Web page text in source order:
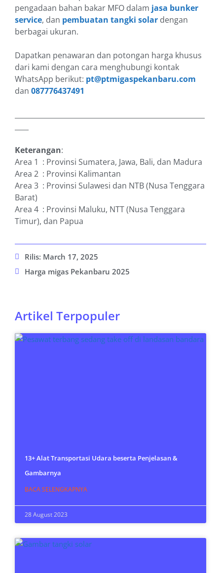
pengadaan bahan bakar MFO dalam jasa bunker
service, dan pembuatan tangki solar dengan
berbagai ukuran.
Dapatkan penawaran dan potongan harga khusus
dari kami dengan cara menghubungi kontak
WhatsApp berikut: pt@ptmigaspekanbaru.com
dan 087776437491
Keterangan:
Area 1 : Provinsi Sumatera, Jawa, Bali, dan Madura
Area 2 : Provinsi Kalimantan
Area 3 : Provinsi Sulawesi dan NTB (Nusa Tenggara
Barat)
Area 4 : Provinsi Maluku, NTT (Nusa Tenggara
Timur), dan Papua
Rilis: March 17, 2025
Harga migas Pekanbaru 2025
Artikel Terpopuler
13+ Alat Transportasi Udara beserta Penjelasan &
Gambarnya
BACA SELENGKAPNYA
28 August 2023